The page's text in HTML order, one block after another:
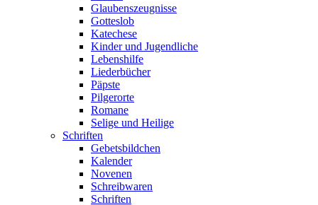
Glaubenszeugnisse
Gotteslob
Katechese
Kinder und Jugendliche
Lebenshilfe
Liederbücher
Päpste
Pilgerorte
Romane
Selige und Heilige
Schriften
Gebetsbildchen
Kalender
Novenen
Schreibwaren
Schriften